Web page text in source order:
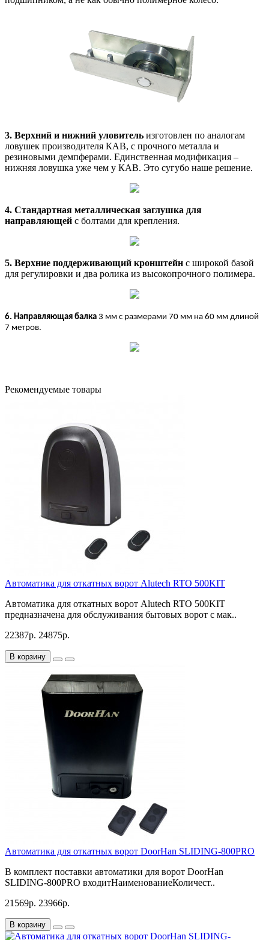
3. Верхний и нижний уловитель изготовлен по аналогам
ловушек производителя КАВ, с прочного металла и
резиновыми демпферами. Единственная модификация –
нижняя ловушка уже чем у КАВ. Это сугубо наше решение.
4. Стандартная металлическая заглушка для
направляющей с болтами для крепления.
5. Верхние поддерживающий кронштейн с широкой базой
для регулировки и два ролика из высокопрочного полимера.
6. Направляющая балка 3 мм с размерами 70 мм на 60 мм длиной
7 метров.
Рекомендуемые товары
Автоматика для откатных ворот Alutech RTO 500KIT
Автоматика для откатных ворот Alutech RTO 500KIT
предназначена для обслуживания бытовых ворот с мак..
22387р. 24875р.
В корзину
Автоматика для откатных ворот DoorHan SLIDING-800PRO
В комплект поставки автоматики для ворот DoorHan
SLIDING-800PRO входитНаименованиеКоличест..
21569р. 23966р.
В корзину